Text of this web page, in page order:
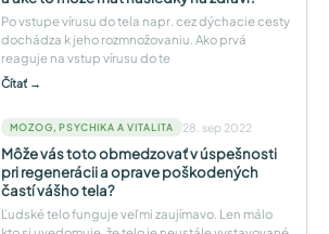
Po vstupe vírusu do tela napr. cez dýchacie cesty
dochádza k jeho rozmnožovaniu. Ako prvá
reaguje na vstup vírusu do te
Čítať →
MOZOG, PSYCHIKA A VITALITA 28. sep 2022
Môže vás toto obmedzovať v úspešnosti
pri regenerácii a oprave poškodených
častí vášho tela?
Ľudské telo funguje veľmi zaujímavo. Len málo